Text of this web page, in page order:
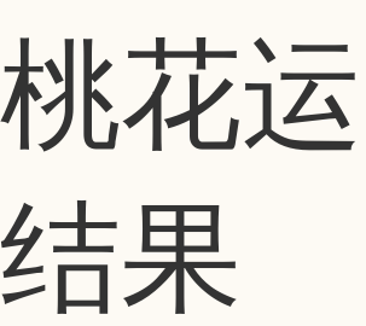
桃花运
结果